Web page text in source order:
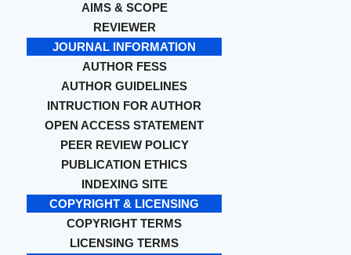
AIMS & SCOPE
REVIEWER
JOURNAL INFORMATION
AUTHOR FESS
AUTHOR GUIDELINES
INTRUCTION FOR AUTHOR
OPEN ACCESS STATEMENT
PEER REVIEW POLICY
PUBLICATION ETHICS
INDEXING SITE
COPYRIGHT & LICENSING
COPYRIGHT TERMS
LICENSING TERMS